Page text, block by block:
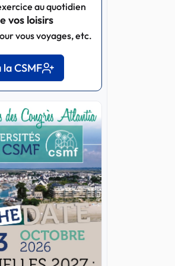
au quotidien
vos loisirs
vous voyages, etc.
CSMF